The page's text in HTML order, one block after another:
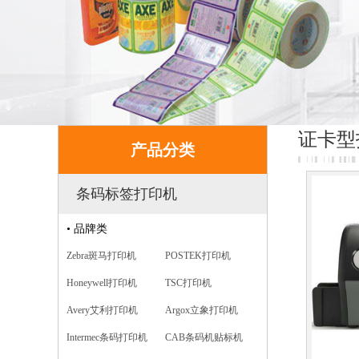
产品分类
条码标签打印机
• 品牌类
Zebra斑马打印机 POSTEK打印机
Honeywell打印机 TSC打印机
Avery艾利打印机 Argox立象打印机
Intermec条码打印机 CAB条码机贴标机
证卡